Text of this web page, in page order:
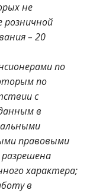
не
розничной
– 20
по
по
с
в
правовыми
характера;
в